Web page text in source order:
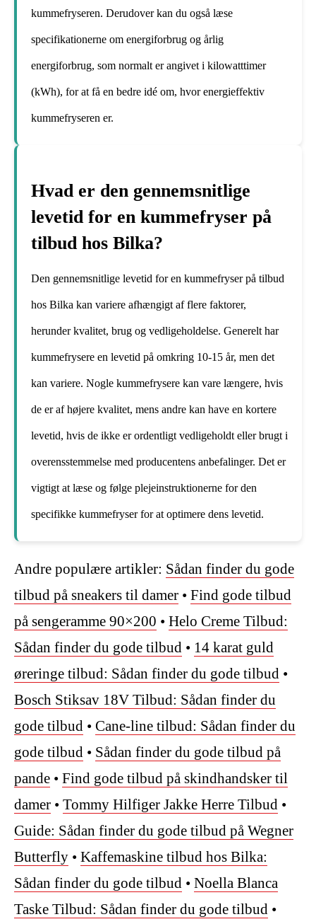
kummefryseren. Derudover kan du også læse
specifikationerne om energiforbrug og årlig
energiforbrug, som normalt er angivet i kilowatttimer
(kWh), for at få en bedre idé om, hvor energieffektiv
kummefryseren er.
Hvad er den gennemsnitlige
levetid for en kummefryser på
tilbud hos Bilka?
Den gennemsnitlige levetid for en kummefryser på tilbud
hos Bilka kan variere afhængigt af flere faktorer,
herunder kvalitet, brug og vedligeholdelse. Generelt har
kummefrysere en levetid på omkring 10-15 år, men det
kan variere. Nogle kummefrysere kan vare længere, hvis
de er af højere kvalitet, mens andre kan have en kortere
levetid, hvis de ikke er ordentligt vedligeholdt eller brugt i
overensstemmelse med producentens anbefalinger. Det er
vigtigt at læse og følge plejeinstruktionerne for den
specifikke kummefryser for at optimere dens levetid.
Andre populære artikler: Sådan finder du gode
tilbud på sneakers til damer • Find gode tilbud
på sengeramme 90×200 • Helo Creme Tilbud:
Sådan finder du gode tilbud • 14 karat guld
øreringe tilbud: Sådan finder du gode tilbud •
Bosch Stiksav 18V Tilbud: Sådan finder du
gode tilbud • Cane-line tilbud: Sådan finder du
gode tilbud • Sådan finder du gode tilbud på
pande • Find gode tilbud på skindhandsker til
damer • Tommy Hilfiger Jakke Herre Tilbud •
Guide: Sådan finder du gode tilbud på Wegner
Butterfly • Kaffemaskine tilbud hos Bilka:
Sådan finder du gode tilbud • Noella Blanca
Taske Tilbud: Sådan finder du gode tilbud •